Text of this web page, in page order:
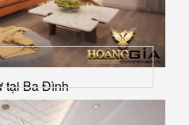
tại Ba Đình